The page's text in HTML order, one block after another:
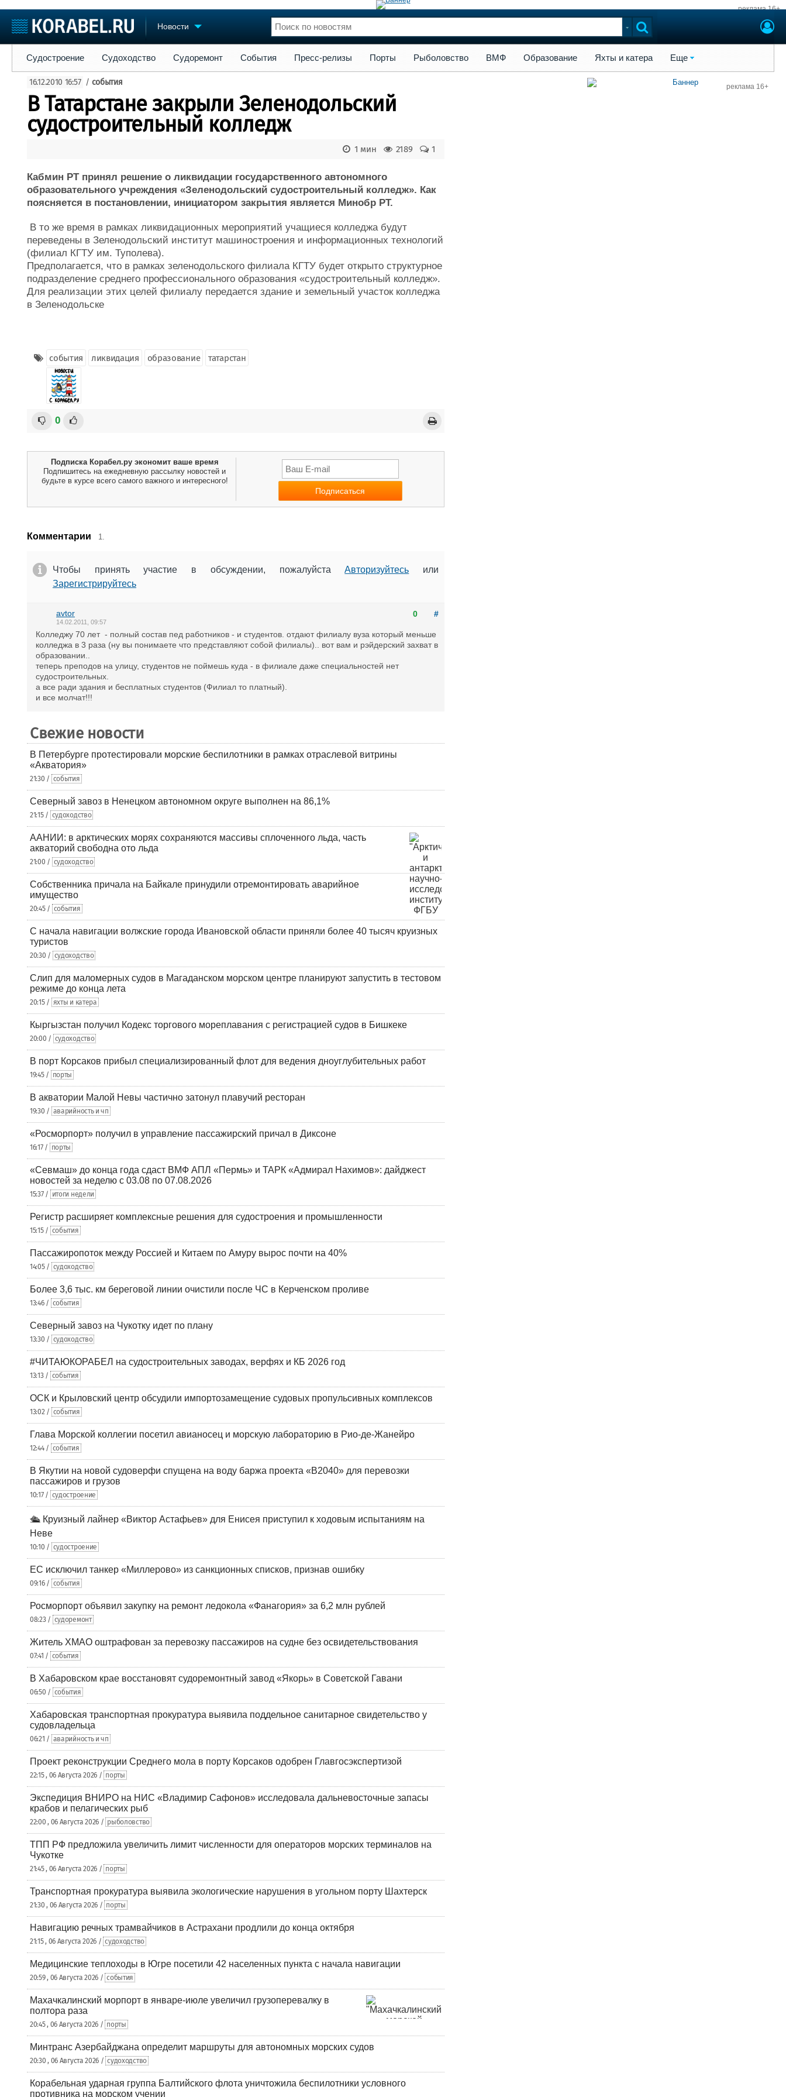
реклама 16+
Новости
Судостроение
Пульс
Новости
Репутация
Журнал
Реклама
Торговая площадка
Доска объявлений
Продажа флота
Изделия
Конференции
Личности
Флот
Форум
Судостроение Судоходство Судоремонт События Пресс-релизы Порты Рыболовство ВМФ Образование Яхты и катера Еще
16.12.2010 16:57 / события
В Татарстане закрыли Зеленодольский
судостроительный колледж
1
2189
1 мин
Кабмин РТ принял решение о ликвидации государственного автономного
образовательного учреждения «Зеленодольский судостроительный колледж». Как
поясняется в постановлении, инициатором закрытия является Минобр РТ.
В то же время в рамках ликвидационных мероприятий учащиеся колледжа будут
переведены в Зеленодольский институт машиностроения и информационных технологий
(филиал КГТУ им. Туполева).
Предполагается, что в рамках зеленодольского филиала КГТУ будет открыто структурное
подразделение среднего профессионального образования «судостроительный колледж».
Для реализации этих целей филиалу передается здание и земельный участок колледжа
в Зеленодольске
события ликвидация образование татарстан
0
Подписка Корабел.ру экономит ваше время
Подпишитесь на ежедневную рассылку новостей и
будьте в курсе всего самого важного и интересного!
Комментарии 1.
Чтобы принять участие в обсуждении, пожалуйстаАвторизуйтесь или
Зарегистрируйтесь
0 #
avtor
14.02.2011, 09:57
Колледжу 70 лет - полный состав пед работников - и студентов. отдают филиалу вуза который меньше
колледжа в 3 раза (ну вы понимаете что представляют собой филиалы).. вот вам и рэйдерский захват в
образовании..
теперь преподов на улицу, студентов не поймешь куда - в филиале даже специальностей нет
судостроительных.
а все ради здания и бесплатных студентов (Филиал то платный).
и все молчат!!!
Свежие новости
В Петербурге протестировали морские беспилотники в рамках отраслевой витрины
«Акватория»
21:30 / события
Северный завоз в Ненецком автономном округе выполнен на 86,1%
21:15 / судоходство
ААНИИ: в арктических морях сохраняются массивы сплоченного льда, часть
акваторий свободна ото льда
21:00 / судоходство
Собственника причала на Байкале принудили отремонтировать аварийное
имущество
20:45 / события
С начала навигации волжские города Ивановской области приняли более 40 тысяч круизных
туристов
20:30 / судоходство
Слип для маломерных судов в Магаданском морском центре планируют запустить в тестовом
режиме до конца лета
20:15 / яхты и катера
Кыргызстан получил Кодекс торгового мореплавания с регистрацией судов в Бишкеке
20:00 / судоходство
В порт Корсаков прибыл специализированный флот для ведения дноуглубительных работ
19:45 / порты
В акватории Малой Невы частично затонул плавучий ресторан
19:30 / аварийность и чп
«Росморпорт» получил в управление пассажирский причал в Диксоне
16:17 / порты
«Севмаш» до конца года сдаст ВМФ АПЛ «Пермь» и ТАРК «Адмирал Нахимов»: дайджест
новостей за неделю с 03.08 по 07.08.2026
15:37 / итоги недели
Регистр расширяет комплексные решения для судостроения и промышленности
15:15 / события
Пассажиропоток между Россией и Китаем по Амуру вырос почти на 40%
14:05 / судоходство
Более 3,6 тыс. км береговой линии очистили после ЧС в Керченском проливе
13:46 / события
Северный завоз на Чукотку идет по плану
13:30 / судоходство
#ЧИТАЮКОРАБЕЛ на судостроительных заводах, верфях и КБ 2026 год
13:13 / события
ОСК и Крыловский центр обсудили импортозамещение судовых пропульсивных комплексов
13:02 / события
Глава Морской коллегии посетил авианосец и морскую лабораторию в Рио-де-Жанейро
12:44 / события
В Якутии на новой судоверфи спущена на воду баржа проекта «В2040» для перевозки
пассажиров и грузов
10:17 / судостроение
🛳️ Круизный лайнер «Виктор Астафьев» для Енисея приступил к ходовым испытаниям на
Неве
10:10 / судостроение
ЕС исключил танкер «Миллерово» из санкционных списков, признав ошибку
09:16 / события
Росморпорт объявил закупку на ремонт ледокола «Фанагория» за 6,2 млн рублей
08:23 / судоремонт
Житель ХМАО оштрафован за перевозку пассажиров на судне без освидетельствования
07:41 / события
В Хабаровском крае восстановят судоремонтный завод «Якорь» в Советской Гавани
06:50 / события
Хабаровская транспортная прокуратура выявила поддельное санитарное свидетельство у
судовладельца
06:21 / аварийность и чп
Проект реконструкции Среднего мола в порту Корсаков одобрен Главгосэкспертизой
22:15 , 06 Августа 2026 / порты
Экспедиция ВНИРО на НИС «Владимир Сафонов» исследовала дальневосточные запасы
крабов и пелагических рыб
22:00 , 06 Августа 2026 / рыболовство
ТПП РФ предложила увеличить лимит численности для операторов морских терминалов на
Чукотке
21:45 , 06 Августа 2026 / порты
Транспортная прокуратура выявила экологические нарушения в угольном порту Шахтерск
21:30 , 06 Августа 2026 / порты
Навигацию речных трамвайчиков в Астрахани продлили до конца октября
21:15 , 06 Августа 2026 / судоходство
Медицинские теплоходы в Югре посетили 42 населенных пункта с начала навигации
20:59 , 06 Августа 2026 / события
Махачкалинский морпорт в январе-июле увеличил грузоперевалку в
полтора раза
20:45 , 06 Августа 2026 / порты
Минтранс Азербайджана определит маршруты для автономных морских судов
20:30 , 06 Августа 2026 / судоходство
Корабельная ударная группа Балтийского флота уничтожила беспилотники условного
противника на морском учении
реклама 16+